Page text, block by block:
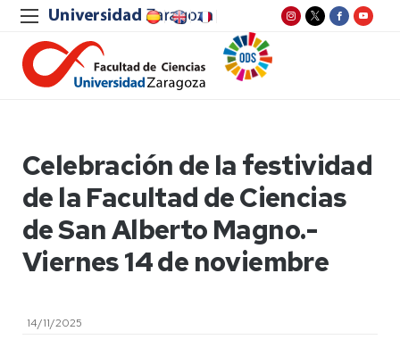
Celebración de la festividad
de la Facultad de Ciencias
de San Alberto Magno.-
Viernes 14 de noviembre
14/11/2025